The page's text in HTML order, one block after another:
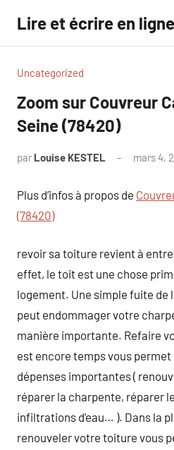
contenu
Lire et écrire en ligne
Uncategorized
Zoom sur Couvreur
Seine (78420)
par Louise KESTEL mars 4,
Plus d’infos à propos de
(78420)
revoir sa toiture revient à
effet, le toit est une chose
logement. Une simple fuite de
peut endommager votre
manière importante. Refaire
est encore temps vous permet
dépenses importantes (
réparer la charpente, réparer
infiltrations d’eau… ). Dans la
renouveler votre toiture vous